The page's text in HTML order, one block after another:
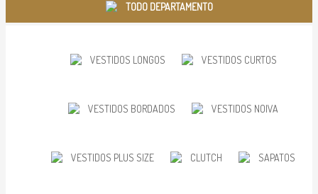
TODO DEPARTAMENTO
VESTIDOS LONGOS VESTIDOS CURTOS
VESTIDOS BORDADOS VESTIDOS NOIVA
VESTIDOS PLUS SIZE CLUTCH SAPATOS